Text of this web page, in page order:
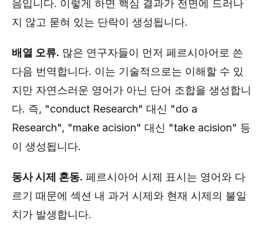
음입니다. 이렇게 하면 핵심 결과가 전면에 드러나
지 않고 묻혀 있는 단락이 생성됩니다.
배열 오류. 많은 연구자들이 먼저 페르시아어로 쓴
다음 번역합니다. 이는 기술적으로는 이해할 수 있
지만 자연스러운 영어가 아닌 단어 조합을 생성합니
다. 즉, "conduct Research" 대신 "do a
Research", "make acision" 대신 "take acision" 등
이 생성됩니다.
동사 시제 혼동. 페르시아어 시제 표시는 영어와 다
르기 때문에 섹션 내 과거 시제와 현재 시제의 불일
치가 발생합니다.